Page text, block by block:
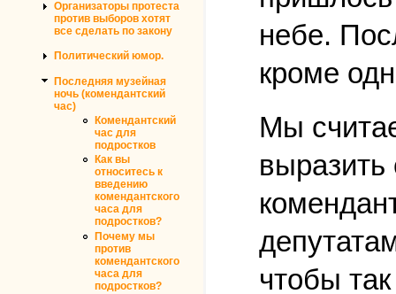
Организаторы протеста
против выборов хотят
все сделать по закону
Политический юмор.
Последняя музейная
ночь (комендантский
час)
Комендантский
час для
подростков
Как вы
относитесь к
введению
комендантского
часа для
подростков?
Почему мы
против
комендантского
часа для
подростков?
небе.
кроме
Мы
чтобы